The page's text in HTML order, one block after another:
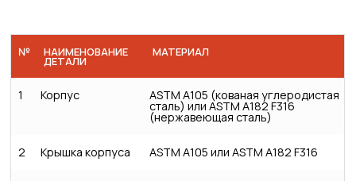
№ НАИМЕНОВАНИЕ
ДЕТАЛИ
МАТЕРИАЛ
1 Корпус ASTM A105 (кованая углеродистая
сталь) или ASTM A182 F316
(нержавеющая сталь)
2 Крышка корпуса ASTM A105 или ASTM A182 F316